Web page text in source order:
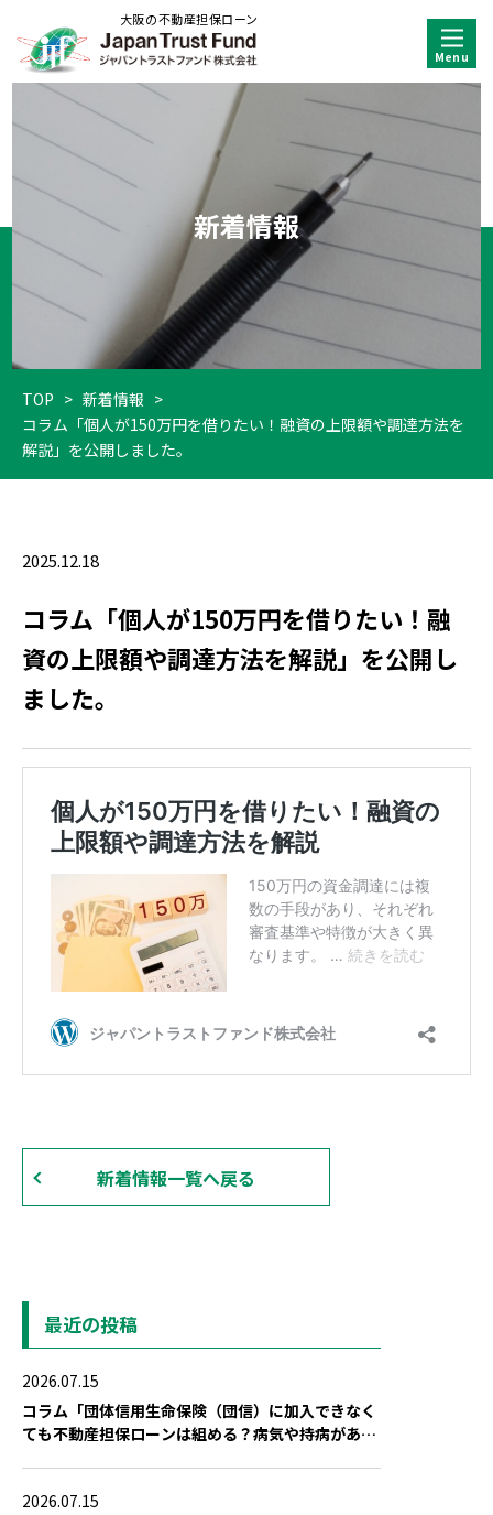
大阪の不動産担保ローン
新着情報
TOP > 新着情報 >
コラム「個人が150万円を借りたい！融資の上限額や調達方法を
解説」を公開しました。
2025.12.18
コラム「個人が150万円を借りたい！融
資の上限額や調達方法を解説」を公開し
ました。
新着情報一覧へ戻る
最近の投稿
2026.07.15
コラム「団体信用生命保険（団信）に加入できなく
ても不動産担保ローンは組める？病気や持病がある
2026.07.15